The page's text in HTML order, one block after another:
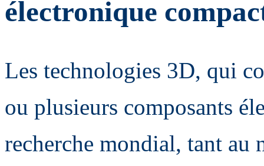
électronique
Les technologies 3D, qui
ou plusieurs composants
recherche mondial, tant au